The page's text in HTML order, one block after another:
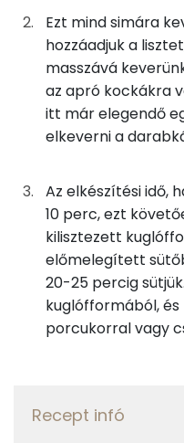
13gbarna cukor
10g kókuszolaj
14gtojás
1gsütőpor
0gfahéj
0g
só
1g narancshéj
8g
Foszfor
Kálcium
Nátrium
Magnézium
TOP vitaminok
Kolin:
C vitamin:
β-karotin
Niacin - B3 vitamin:
Ezt mind simára
hozzáadjuk a
masszává
az apró kockákra
itt már elegendő
elkeverni a
Az elkészítési idő,
10 perc, ezt
kilisztezett
előmelegített
20-25 percig
kuglófformából,
porcukorral vagy
Recept infó